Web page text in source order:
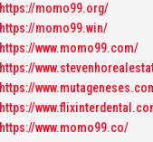
https://momo99.org/
https://momo99.win/
https://www.momo99.com/
https://
https://
https://
https://www.momo99.co/